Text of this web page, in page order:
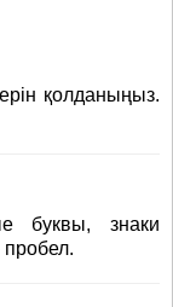
қолданыңыз.
буквы, знаки